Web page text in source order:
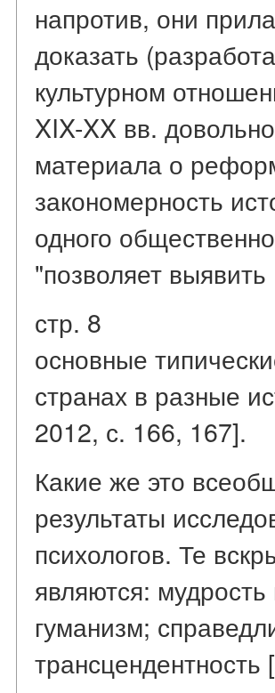
напротив, они
доказать
культурном
XIX-XX вв.
материала о
закономерность
одного
"позволяет выявить
стр. 8
основные
странах в разные
2012, с. 166, 167].
Какие же это
результаты
психологов. Те
являются:
гуманизм;